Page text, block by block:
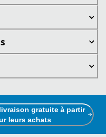
gratuite à partir
leurs achats